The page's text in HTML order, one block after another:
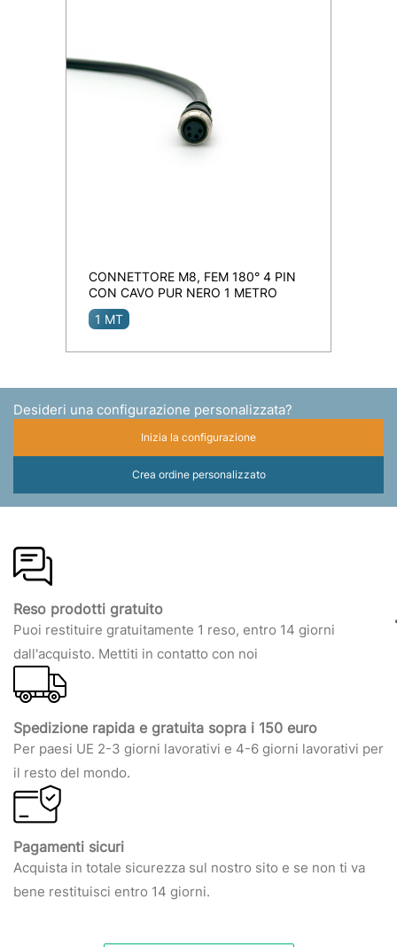
CONNETTORE M8, FEM 180° 4 PIN
CON CAVO PUR NERO 1 METRO
1 MT
Desideri una configurazione personalizzata?
Inizia la configurazione
Crea ordine personalizzato
Reso prodotti gratuito
Puoi restituire gratuitamente 1 reso, entro 14 giorni
dall'acquisto. Mettiti in contatto con noi
Spedizione rapida e gratuita sopra i 150 euro
Per paesi UE 2-3 giorni lavorativi e 4-6 giorni lavorativi per
il resto del mondo.
Pagamenti sicuri
Acquista in totale sicurezza sul nostro sito e se non ti va
bene restituisci entro 14 giorni.